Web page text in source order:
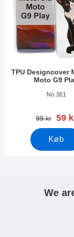
TPU Designcover
Moto G9
Varenr 37781No 361
pris
99 kr pris
59
Køb
We